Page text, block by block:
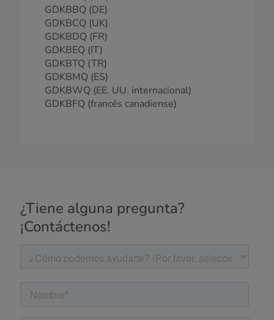
GDKBBQ (DE)
GDKBCQ (UK)
GDKBDQ (FR)
GDKBEQ (IT)
GDKBTQ (TR)
GDKBMQ (ES)
GDKBWQ (EE. UU. internacional)
GDKBFQ (francés canadiense)
¿Tiene alguna pregunta?
¡Contáctenos!